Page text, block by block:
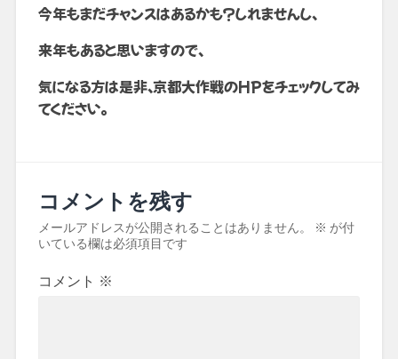
今年もまだチャンスはあるかも？しれませんし、
来年もあると思いますので、
気になる方は是非、京都大作戦のHPをチェックしてみ
てください。
コメントを残す
メールアドレスが公開されることはありません。 ※ が付
いている欄は必須項目です
コメント ※